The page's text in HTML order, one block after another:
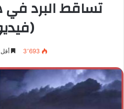
تساقط البرد
3٬693